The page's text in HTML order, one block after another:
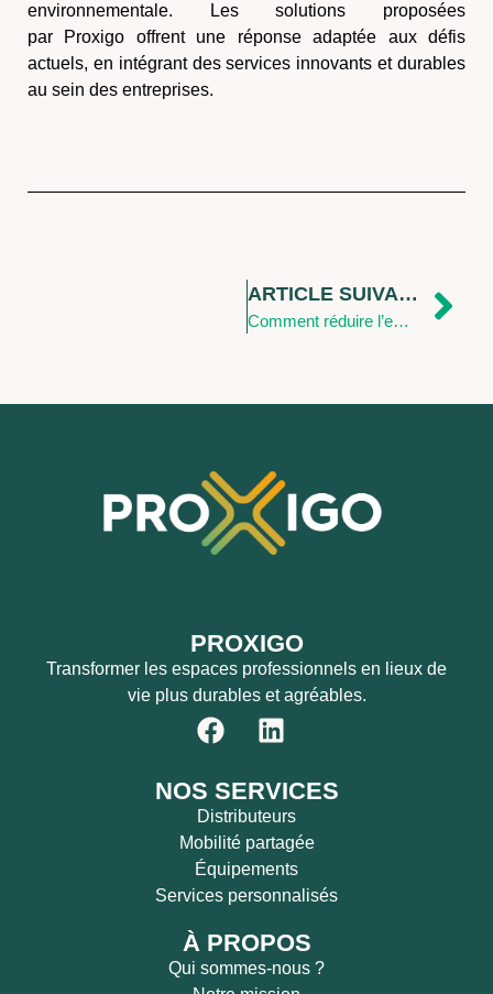
environnementale. Les solutions proposées
par Proxigo offrent une réponse adaptée aux défis
actuels, en intégrant des services innovants et durables
au sein des entreprises.
ARTICLE SUIVANT
Comment réduire l’empreinte carbone de votre entreprise avec Proxigo
PROXIGO
Transformer les espaces professionnels en lieux de
vie plus durables et agréables.
NOS SERVICES
Distributeurs
Mobilité partagée
Équipements
Services personnalisés
À PROPOS
Qui sommes-nous ?